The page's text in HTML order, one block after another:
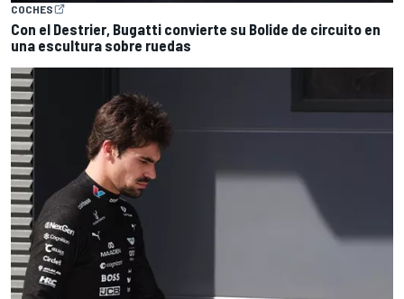
COCHES
Con el Destrier, Bugatti convierte su Bolide de circuito en
una escultura sobre ruedas